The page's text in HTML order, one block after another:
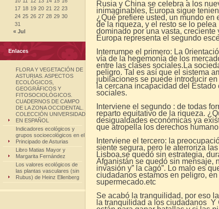
17 18 19 20 21 22 23
24 25 26 27 28 29 30
31
« Jul
Enlaces
FLORA Y VEGETACIÓN DE
ASTURIAS. ASPECTOS
ECOLÓGICOS,
GEOGRÁFICOS Y
FITOSOCIOLÓGICOS.
CUADERNOS DE CAMPO
DE LA ZONA OCCIDENTAL.
COLECCIÓN UNIVERSIDAD
EN ESPAÑOL
Indicadores ecológicos y
grupos socioecológicos en el
Principado de Asturias
Libro Matias Mayor y
Margarita Fernández
Los valores ecológicos de
las plantas vasculares (sin
Rubus) de Heinz Ellenberg
Rusia y China se celebra a los
inimaginables, Europa sigue
¿Qué prefiere usted, un mundo
de la riqueza, y el resto se lo
dominado por una vasta,
Europa representa el segundo
Interrumpe el primero: La
vía de la hegemonía de los
entre las clases sociales.La
peligro. Tal es así que el sistema
jubilaciones se puede introducir
la cercana incapacidad del Estado
sociales.
Interviene el segundo : de todas
reparto equitativo de la riqueza.
desigualdades económicas ya
que atropella los derechos
Interviene el tercero: la
siente segura, pero le aterroriza
Lisboa,se quedó sin estrategia,
Afganistán se quedó sin mensaje,
invasión y” la cagó”. Lo malo es
ciudadanos estamos en peligro,
supermecado.etc
Se acabó la tranquilidad, por eso
la tranquilidad a los ciudadanos